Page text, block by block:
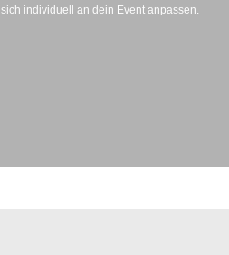
individuell an dein Event anpassen.